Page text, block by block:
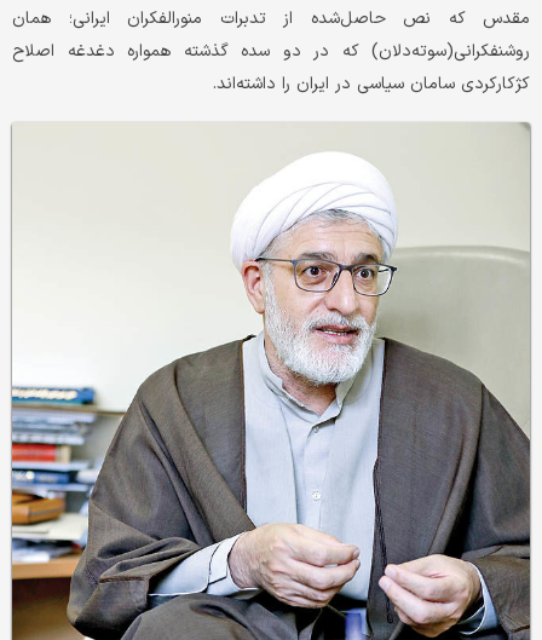
مقدس که نص حاصل‌شده از تدبرات منورالفکران ایرانی؛ همان
روشنفکرانی(سوته‌دلان) که در دو سده گذشته همواره دغدغه اصلاح
کژکارکردی سامان سیاسی در ایران را داشته‌اند.